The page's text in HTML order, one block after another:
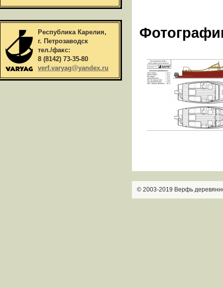
Республика Карелия,
г. Петрозаводск
тел./факс:
8 (8142) 73-35-80
verf.varyag@yandex.ru
© 2003-2019 Верфь